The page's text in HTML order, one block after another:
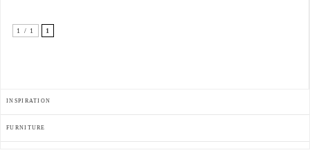
1 / 1 1
INSPIRATION
FURNITURE